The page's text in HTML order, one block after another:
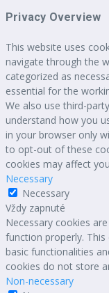
Privacy Overview
This website uses
navigate through the
categorized as
essential for the
We also use third-
understand how you
in your browser only
to opt-out of these
cookies may affect
Necessary
Necessary
Vždy zapnuté
Necessary cookies
function properly.
basic functionalities
cookies do not store
Non-necessary